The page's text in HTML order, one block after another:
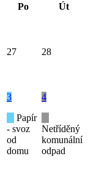
Po Út
27 28
3
Papír
- svoz
od
domu
4
Netříděný
komunální
odpad